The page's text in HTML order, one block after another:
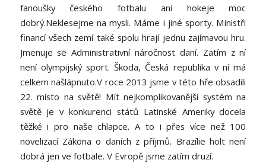
fanoušky českého fotbalu ani hokeje moc
dobrý.Neklesejme na mysli. Máme i jiné sporty. Ministři
financí všech zemí také spolu hrají jednu zajímavou hru.
Jmenuje se Administrativní náročnost daní. Zatím z ní
není olympijský sport. Škoda, Česká republika v ní má
celkem našlápnuto.V roce 2013 jsme v této hře obsadili
22. místo na světě! Mít nejkomplikovanější systém na
světě je v konkurenci států Latinské Ameriky docela
těžké i pro naše chlapce. A to i přes více než 100
novelizací Zákona o daních z příjmů. Brazílie holt není
dobrá jen ve fotbale. V Evropě jsme zatím druzí.